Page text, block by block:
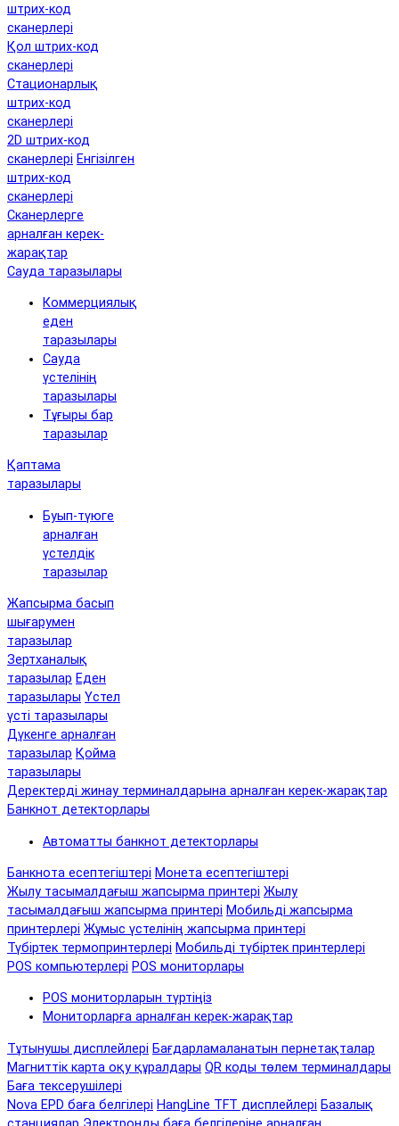
штрих-код
сканерлері
Қол штрих-код
сканерлері
Стационарлық
штрих-код
сканерлері
2D штрих-код
сканерлері Енгізілген
штрих-код
сканерлері
Сканерлерге
арналған керек-
жарақтар
Сауда таразылары
Коммерциялық
еден
таразылары
Сауда
үстелінің
таразылары
Тұғыры бар
таразылар
Қаптама
таразылары
Буып-түюге
арналған
үстелдік
таразылар
Жапсырма басып
шығарумен
таразылар
Зертханалық
таразылар Еден
таразылары Үстел
үсті таразылары
Дүкенге арналған
таразылар Қойма
таразылары
Деректерді жинау терминалдарына арналған керек-жарақтар
Банкнот детекторлары
Автоматты банкнот детекторлары
Банкнота есептегіштері Монета есептегіштері
Жылу тасымалдағыш жапсырма принтері Жылу
тасымалдағыш жапсырма принтері Мобильді жапсырма
принтерлері Жұмыс үстелінің жапсырма принтері
Түбіртек термопринтерлері Мобильді түбіртек принтерлері
POS компьютерлері POS мониторлары
POS мониторларын түртіңіз
Мониторларға арналған керек-жарақтар
Тұтынушы дисплейлері Бағдарламаланатын пернетақталар
Магниттік карта оқу құралдары QR коды төлем терминалдары
Баға тексерушілері
Nova EPD баға белгілері HangLine TFT дисплейлері Базалық